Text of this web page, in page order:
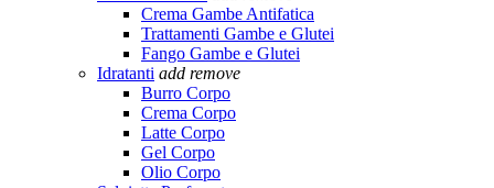
Crema Gambe Antifatica
Trattamenti Gambe e Glutei
Fango Gambe e Glutei
Idratanti add remove
Burro Corpo
Crema Corpo
Latte Corpo
Gel Corpo
Olio Corpo